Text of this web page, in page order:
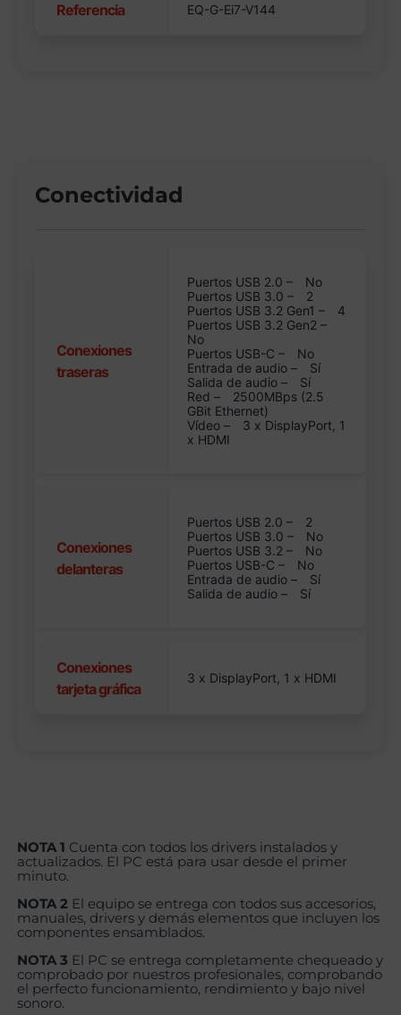
Referencia EQ-G-Ei7-V144
Conectividad
Conexiones
traseras
Puertos USB 2.0 –
No
Puertos USB 3.0 –
2
Puertos USB 3.2 Gen1 –
4
Puertos USB 3.2 Gen2 –
No
Puertos USB-C –
No
Entrada de audio –
Sí
Salida de audio –
Sí
Red –
2500MBps (2.5
GBit Ethernet)
Vídeo –
3 x DisplayPort, 1
x HDMI
Conexiones
delanteras
Puertos USB 2.0 –
2
Puertos USB 3.0 –
No
Puertos USB 3.2 –
No
Puertos USB-C –
No
Entrada de audio –
Sí
Salida de audio –
Sí
Conexiones
tarjeta gráfica
3 x DisplayPort, 1 x HDMI
NOTA 1 Cuenta con todos los drivers instalados y
actualizados. El PC está para usar desde el primer
minuto.
NOTA 2 El equipo se entrega con todos sus accesorios,
manuales, drivers y demás elementos que incluyen los
componentes ensamblados.
NOTA 3 El PC se entrega completamente chequeado y
comprobado por nuestros profesionales, comprobando
el perfecto funcionamiento, rendimiento y bajo nivel
sonoro.